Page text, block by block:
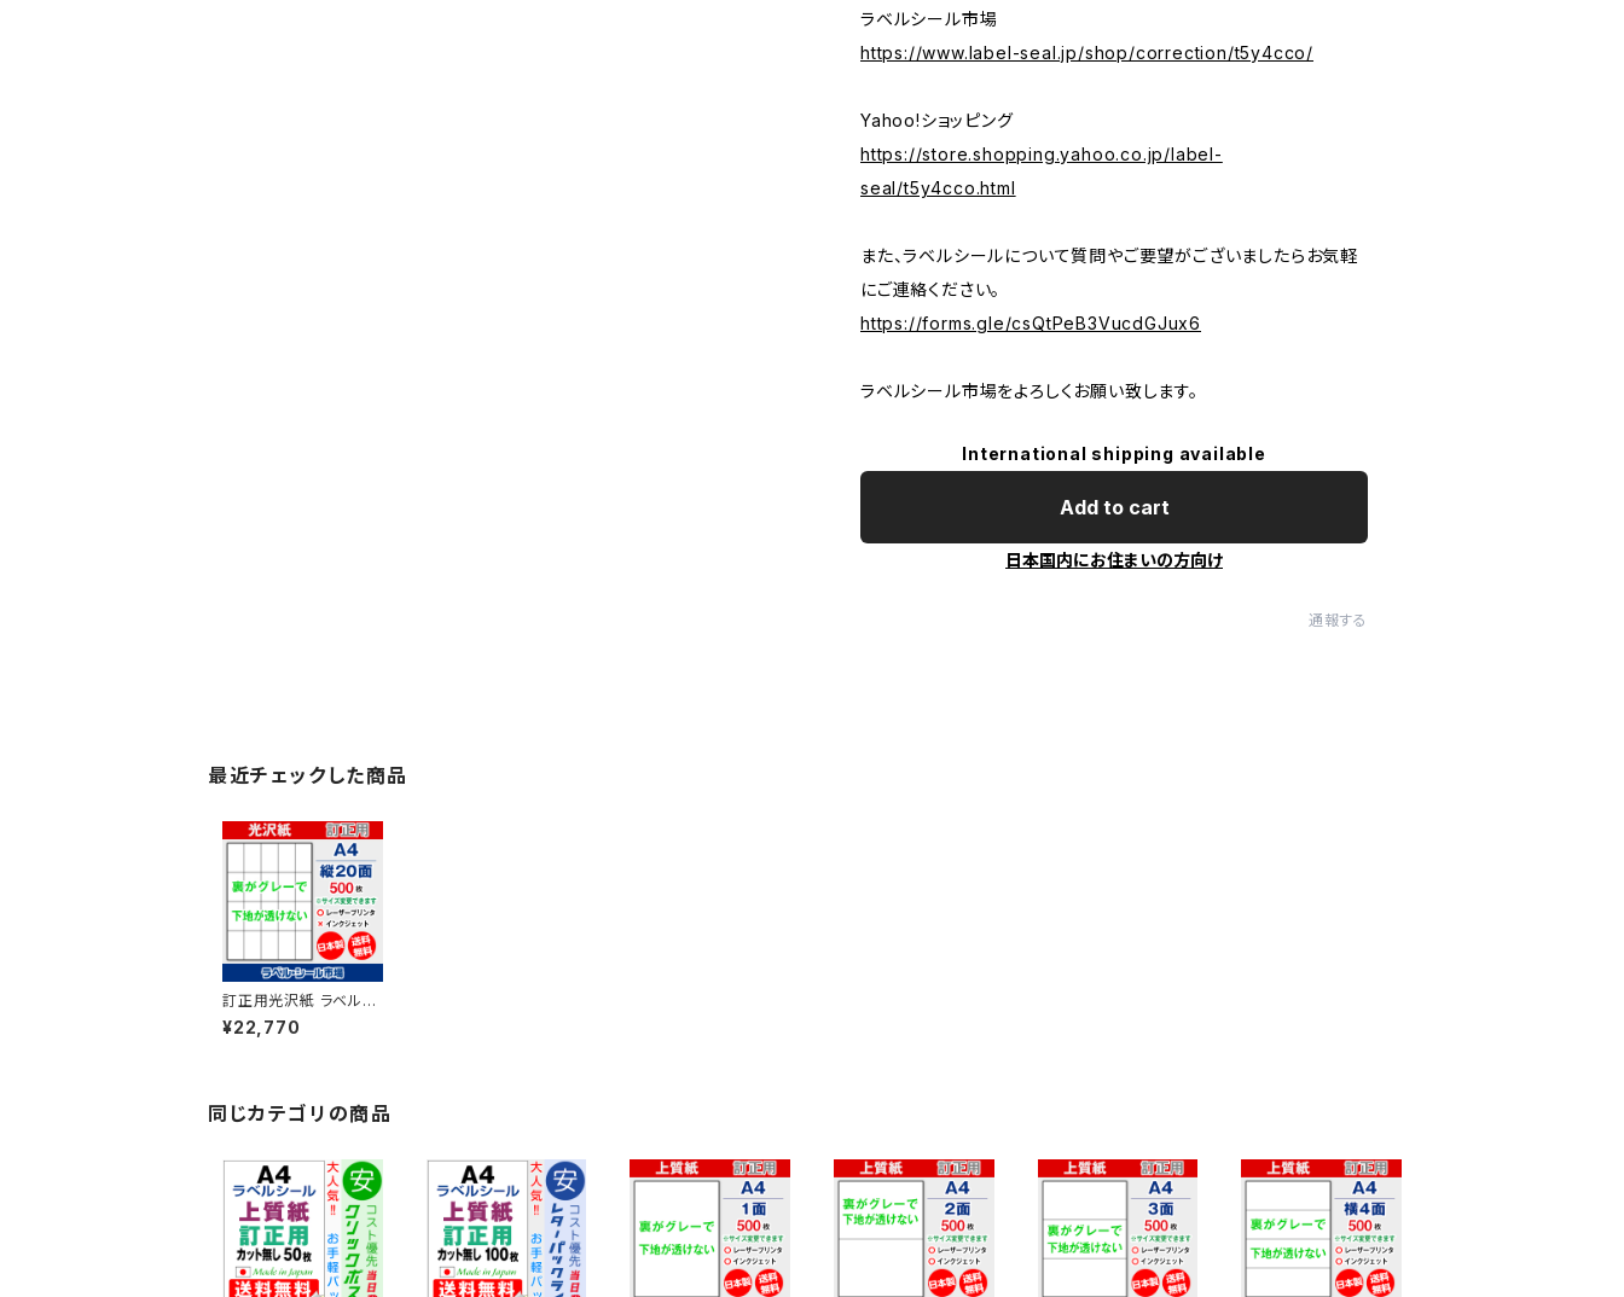
ラベルシール市場
https://www.label-seal.jp/shop/correction/t5y4cco/
Yahoo!ショッピング
https://store.shopping.yahoo.co.jp/label-
seal/t5y4cco.html
また、ラベルシールについて質問やご要望がございましたらお気軽
にご連絡ください。
https://forms.gle/csQtPeB3VucdGJux6
ラベルシール市場をよろしくお願い致します。
International shipping available
Add to cart
日本国内にお住まいの方向け
通報する
最近チェックした商品
訂正用光沢紙 ラベルシ
ール レーザープリンタ
ー専用 A4-縦20面 シ
¥22,770
同じカテゴリの商品